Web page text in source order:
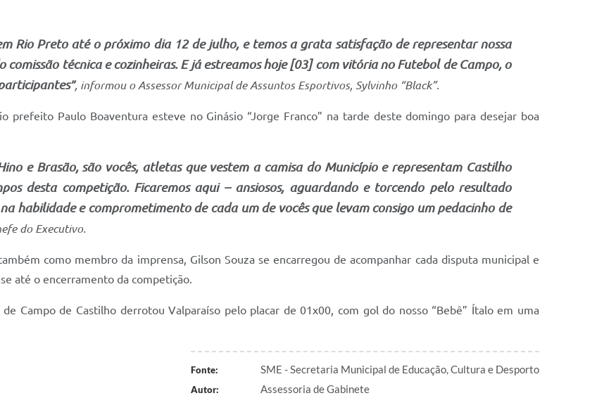
Rio Preto até o próximo dia 12 de julho, e temos a grata satisfação de representar nossa
comissão técnica e cozinheiras. E já estreamos hoje [03] com vitória no Futebol de Campo, o
”, informou o Assessor Municipal de Assuntos Esportivos, Sylvinho “Black”.
Paulo Boaventura esteve no Ginásio “Jorge Franco” na tarde deste domingo para desejar boa
e Brasão, são vocês, atletas que vestem a camisa do Município e representam Castilho
desta competição. Ficaremos aqui – ansiosos, aguardando e torcendo pelo resultado
habilidade e comprometimento de cada um de vocês que levam consigo um pedacinho de
do Executivo.
como membro da imprensa, Gilson Souza se encarregou de acompanhar cada disputa municipal e
até o encerramento da competição.
Campo de Castilho derrotou Valparaíso pelo placar de 01x00, com gol do nosso “Bebê” Ítalo em uma
Fonte: SME - Secretaria Municipal de Educação, Cultura e Desporto
Autor: Assessoria de Gabinete